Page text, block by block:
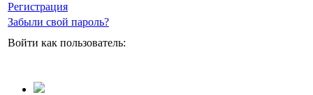
Регистрация
Забыли свой пароль?
Войти как пользователь: